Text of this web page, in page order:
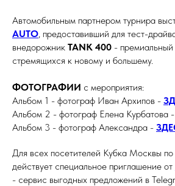
Автомобильным партнером турнира
AUTO , предоставивший для тест-
внедорожник TANK 400 - премиальный
стремящихся к новому и большему.
ФОТОГРАФИИ с мероприятия:
Альбом 1 - фотограф Иван Архипов -
Альбом 2 - фотограф Елена Курбатова -
Альбом 3 - фотограф Александра -
Для всех посетителей Кубка Москвы
действует специальное приглашение от
- сервис выгодных предложений в